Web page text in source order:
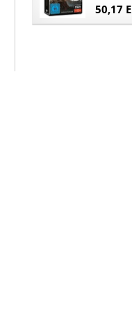
50,17